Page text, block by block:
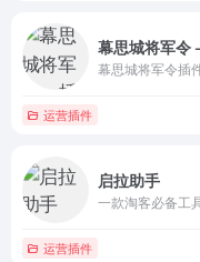
幕思城将军令
运营插件
启拉助手
一款淘客必备工
运营插件